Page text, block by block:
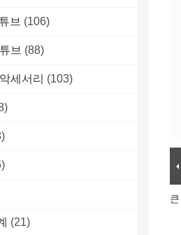
브 (106)
브 (88)
세서리 (103)
(21)